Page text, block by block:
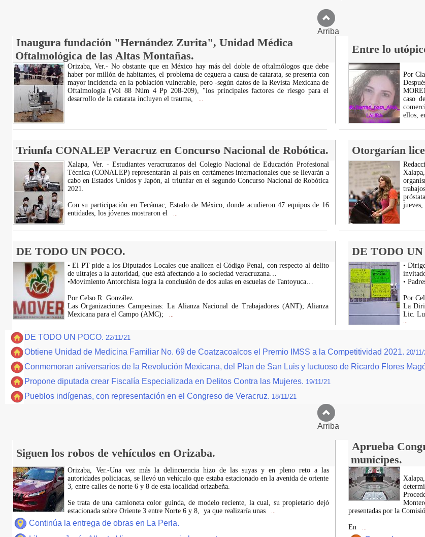
Arriba
Inaugura fundación "Hernández Zurita", Unidad Médica
Oftalmológica de las Altas Montañas.
Entre lo
Orizaba, Ver.- No obstante que en México hay más del doble de oftalmólogos que debe
haber por millón de habitantes, el problema de ceguera a causa de catarata, se presenta con
mayor incidencia en la población vulnerable, pero -según datos de la Revista Mexicana de
Oftalmología (Vol 88 Núm 4 Pp 208-209), "los principales factores de riesgo para el
desarrollo de la catarata incluyen el trauma,
Por
caso
ellos,
Triunfa CONALEP Veracruz en Concurso Nacional de Robótica. Otorgarían
Xalapa, Ver. - Estudiantes veracruzanos del Colegio Nacional de Educación Profesional
Técnica (CONALEP) representarán al país en certámenes internacionales que se llevarán a
cabo en Estados Unidos y Japón, al triunfar en el segundo Concurso Nacional de Robótica
2021.
Con su participación en Tecámac, Estado de México, donde acudieron 47 equipos de 16
entidades, los jóvenes mostraron el
jueves,
DE TODO UN POCO. DE TODO UN
• El PT pide a los Diputados Locales que analicen el Código Penal, con respecto al delito
de ultrajes a la autoridad, que está afectando a lo sociedad veracruzana…
•Movimiento Antorchista logra la conclusión de dos aulas en escuelas de Tantoyuca…
Por Celso R. González.
Las Organizaciones Campesinas: La Alianza Nacional de Trabajadores (ANT); Alianza
Mexicana para el Campo (AMC);
•
•
Por
La
Lic.
DE TODO UN POCO. 22/11/21
Obtiene Unidad de Medicina Familiar No. 69 de Coatzacoalcos el Premio IMSS a la Competitividad 2021. 20/
Conmemoran aniversarios de la Revolución Mexicana, del Plan de San Luis y luctuoso de Ricardo Flores
Propone diputada crear Fiscalía Especializada en Delitos Contra las Mujeres. 19/11/21
Pueblos indígenas, con representación en el Congreso de Veracruz. 18/11/21
Arriba
Siguen los robos de vehículos en Orizaba.
Aprueba
munícipes.
Orizaba, Ver.-Una vez más la delincuencia hizo de las suyas y en pleno reto a las
autoridades policiacas, se llevó un vehículo que estaba estacionado en la avenida de oriente
3, entre calles de norte 6 y 8 de esta localidad orizabeña.
Se trata de una camioneta color guinda, de modelo reciente, la cual, su propietario dejó
estacionada sobre Oriente 3 entre Norte 6 y 8, ya que realizaría unas
Continúa la entrega de obras en La Perla.
presentadas por la
En